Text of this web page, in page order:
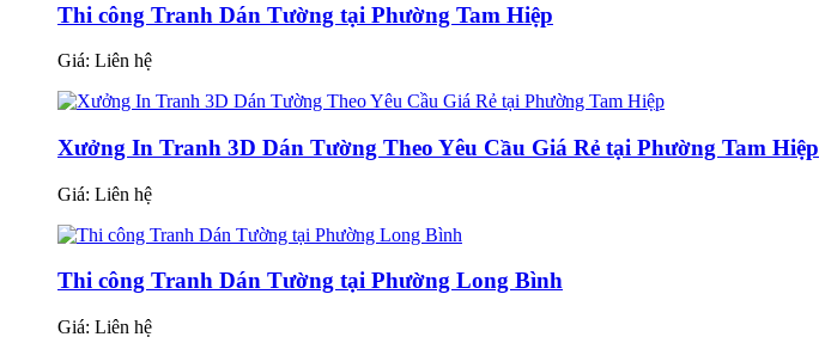
Thi công Tranh Dán Tường tại Phường Tam Hiệp
Giá: Liên hệ
Xưởng In Tranh 3D Dán Tường Theo Yêu Cầu Giá Rẻ tại Phường Tam Hiệp
Giá: Liên hệ
Thi công Tranh Dán Tường tại Phường Long Bình
Giá: Liên hệ